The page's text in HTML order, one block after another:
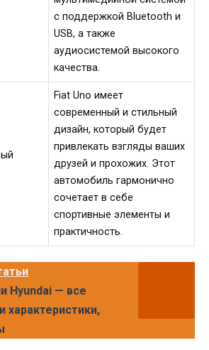
с поддержкой Bluetooth и
USB, а также
аудиосистемой высокого
качества.
Fiat Uno имеет
современный и стильный
дизайн, который будет
привлекать взгляды ваших
друзей и прохожих. Этот
автомобиль гармонично
сочетает в себе
спортивные элементы и
практичность.
Hyundai — все
характеристики,